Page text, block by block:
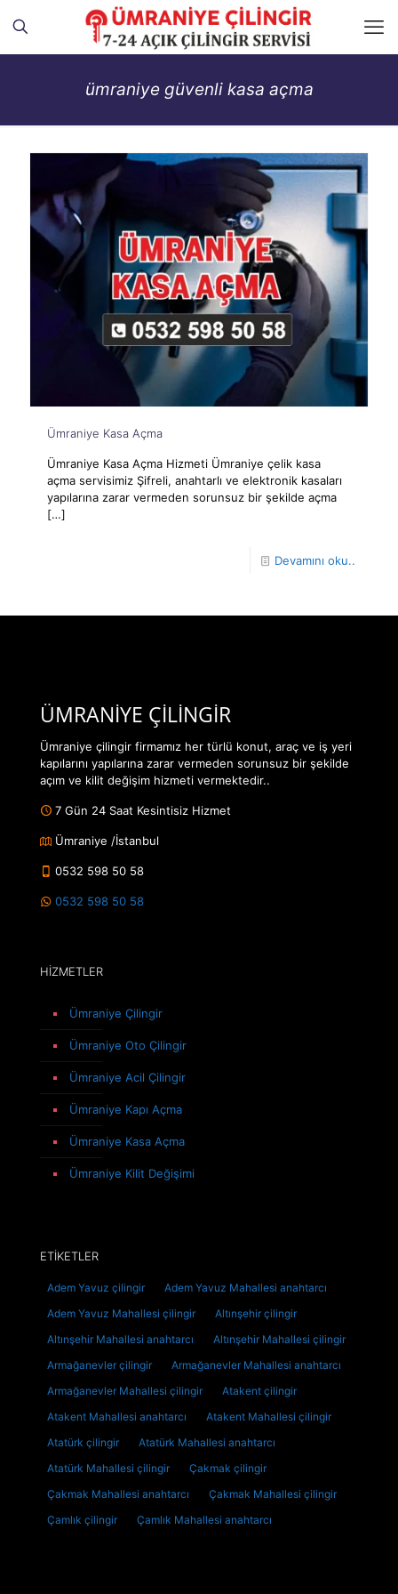
ümraniye güvenli kasa açma
Ümraniye Kasa Açma
Ümraniye Kasa Açma Hizmeti Ümraniye çelik kasa
açma servisimiz Şifreli, anahtarlı ve elektronik kasaları
yapılarına zarar vermeden sorunsuz bir şekilde açma
[…]
Devamını oku..
ÜMRANİYE ÇİLİNGİR
Ümraniye çilingir firmamız her türlü konut, araç ve iş yeri
kapılarını yapılarına zarar vermeden sorunsuz bir şekilde
açım ve kilit değişim hizmeti vermektedir..
7 Gün 24 Saat Kesintisiz Hizmet
Ümraniye /İstanbul
0532 598 50 58
0532 598 50 58
HİZMETLER
Ümraniye Çilingir
Ümraniye Oto Çilingir
Ümraniye Acil Çilingir
Ümraniye Kapı Açma
Ümraniye Kasa Açma
Ümraniye Kilit Değişimi
ETİKETLER
Adem Yavuz çilingir
Adem Yavuz Mahallesi anahtarcı
Adem Yavuz Mahallesi çilingir
Altınşehir çilingir
Altınşehir Mahallesi anahtarcı
Altınşehir Mahallesi çilingir
Armağanevler çilingir
Armağanevler Mahallesi anahtarcı
Armağanevler Mahallesi çilingir
Atakent çilingir
Atakent Mahallesi anahtarcı
Atakent Mahallesi çilingir
Atatürk çilingir
Atatürk Mahallesi anahtarcı
Atatürk Mahallesi çilingir
Çakmak çilingir
Çakmak Mahallesi anahtarcı
Çakmak Mahallesi çilingir
Çamlık çilingir
Çamlık Mahallesi anahtarcı